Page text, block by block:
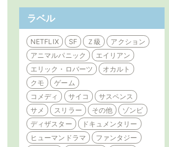
ラベル
NETFLIX SF Ｚ級
アクション
アニマルパニック
エイリアン
エリック・ロバーツ
オカルト
クモ
ゲーム
コメディ
サイコ
サスペンス
サメ
スリラー その他
ゾンビ
ディザスター
ドキュメンタリー
ヒューマンドラマ
ファンタジー